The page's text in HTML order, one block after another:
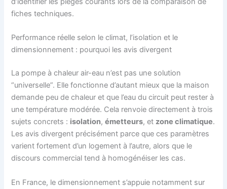
fiches techniques.
Performance réelle selon le climat, l’isolation et le
dimensionnement : pourquoi les avis divergent
La pompe à chaleur air-eau n’est pas une solution
“universelle”. Elle fonctionne d’autant mieux que la maison
demande peu de chaleur et que l’eau du circuit peut rester à
une température modérée. Cela renvoie directement à trois
sujets concrets : isolation,émetteurs, et zone climatique.
Les avis divergent précisément parce que ces paramètres
varient fortement d’un logement à l’autre, alors que le
discours commercial tend à homogénéiser les cas.
En France, le dimensionnement s’appuie notamment sur